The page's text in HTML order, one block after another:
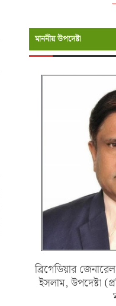
মাননীয় উপদেষ্টা
ব্রিগেডিয়ার
ইসলাম, উপদেষ্টা